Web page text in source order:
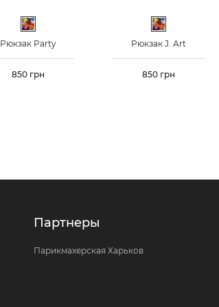
Разноцветный
Рюкзак Party
Цена
850 грн
Разноцветный
Рюкзак J. Art
Цена
850 грн
Партнеры
Парикмахерская Харьков